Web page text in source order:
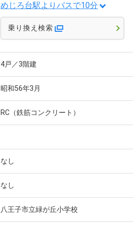
めじろ台駅よりバスで10分
乗り換え検索
4戸／3階建
昭和56年3月
RC（鉄筋コンクリート）
なし
なし
八王子市立緑が丘小学校